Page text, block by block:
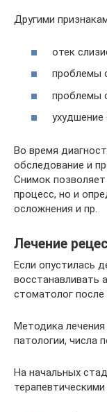
Другими
отек
проблемы
проблемы
ухудшение
Во время
обследование и
Снимок
процесс, но и
осложнения и пр.
Лечение
Если опустилась
восстанавливать
стоматолог
Методика
патологии, числа
На начальных